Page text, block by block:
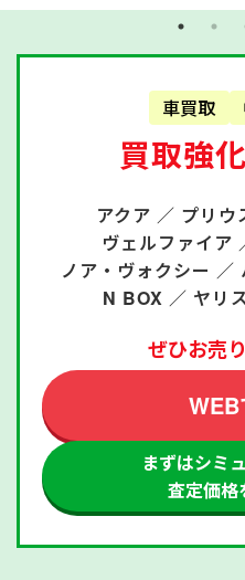
車買取
買取強
アクア ／ プリウ
ヴェルファイア
ノア・ヴォクシー ／
N BOX ／ ヤリ
ぜひお売
WEB
まずはシミ
査定価格